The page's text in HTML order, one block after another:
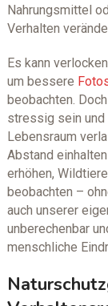
Nahrungsmittel
Verhalten
Es kann
um bessere
beobachten.
stressig sein und
Lebensraum
Abstand
erhöhen,
beobachten –
auch unserer
unberechenbar
menschliche